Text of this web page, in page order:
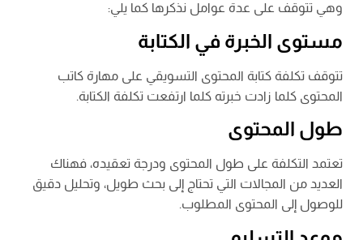
وهي تتوقف على عدة عوامل نذكرها كما يلي:
مستوى الخبرة في الكتابة
تتوقف تكلفة كتابة المحتوى التسويقي على مهارة كاتب
المحتوى كلما زادت خبرته كلما ارتفعت تكلفة الكتابة.
طول المحتوى
تعتمد التكلفة على طول المحتوى ودرجة تعقيده، فهناك
العديد من المجالات التي تحتاج إلى بحث طويل، وتحليل دقيق
للوصول إلى المحتوى المطلوب.